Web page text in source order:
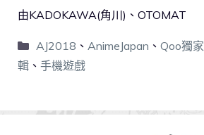
由KADOKAWA(角川)、OTOMAT
AJ2018 、 AnimeJapan 、 Qoo獨家
輯 、 手機遊戲